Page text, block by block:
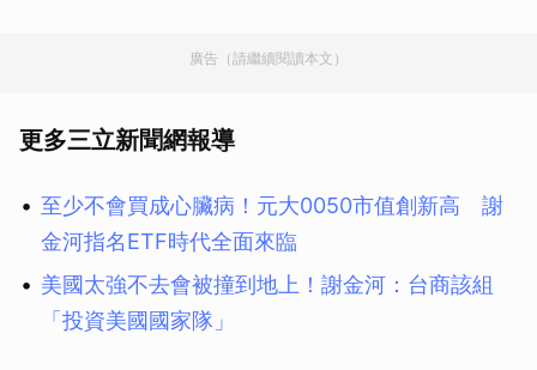
廣告（請繼續閱讀本文）
更多三立新聞網報導
至少不會買成心臟病！元大0050市值創新高 謝
金河指名ETF時代全面來臨
美國太強不去會被撞到地上！謝金河：台商該組
「投資美國國家隊」